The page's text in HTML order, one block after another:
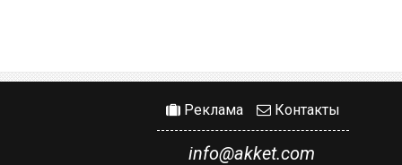
Реклама Контакты
info@akket.com